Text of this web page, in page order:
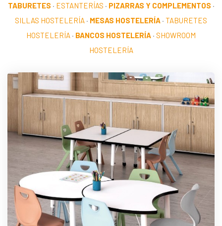
TABURETES · ESTANTERÍAS · PIZARRAS Y COMPLEMENTOS ·
SILLAS HOSTELERÍA · MESAS HOSTELERÍA · TABURETES
HOSTELERÍA · BANCOS HOSTELERÍA · SHOWROOM
HOSTELERÍA